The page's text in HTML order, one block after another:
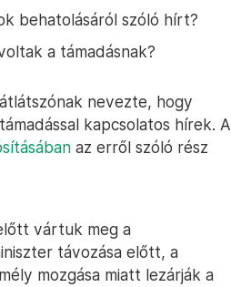
behatolásáról szóló hírt?
a támadásnak?
nevezte, hogy
kapcsolatos hírek. A
az erről szóló rész
vártuk meg a
távozása előtt, a
mozgása miatt lezárják a